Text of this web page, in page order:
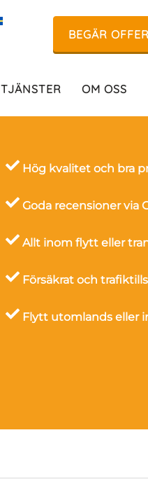
BEGÄR
TJÄNSTER OM OSS
Hög kvalitet och bra
Goda recensioner via
Allt inom flytt eller
Försäkrat och
Flytt utomlands eller